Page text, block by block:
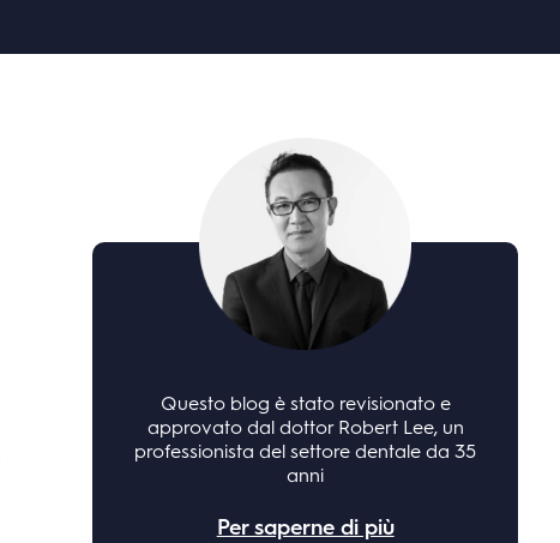
Questo blog è stato revisionato e
approvato dal dottor Robert Lee, un
professionista del settore dentale da 35
anni
Per saperne di più